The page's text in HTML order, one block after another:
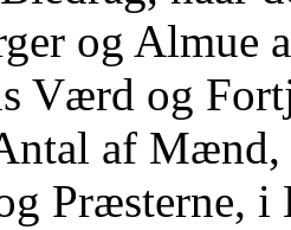
og Almue
Værd og
af
Præsterne, i